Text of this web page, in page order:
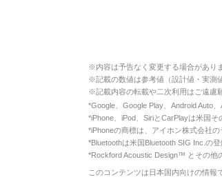
※内容は予告なく変更する場合があり
※記載の数値は参考値（設計値・実測
※記載内容の転載や二次利用はご遠慮
*Google、Google Play、Android Auto
*iPhone、iPod、SiriとCarPlayは米国そ
*iPhoneの商標は、アイホン株式会社
*Bluetoothは米国Bluetooth SIG Inc.の登
*Rockford Acoustic Design™ とその他
このコンテンツは日本国内向けの情報